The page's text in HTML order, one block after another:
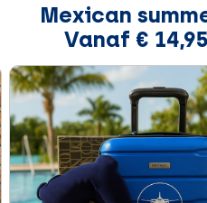
Mexican
Vanaf €